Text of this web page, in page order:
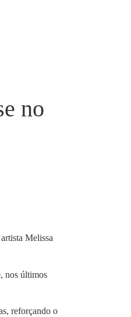
no
Melissa
nos últimos
reforçando o